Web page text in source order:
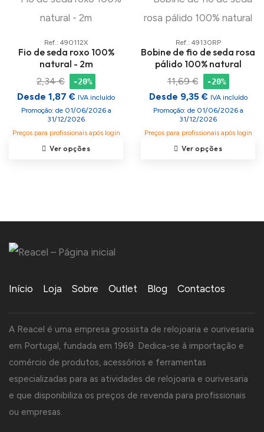
Ref.: 490112X
Fio de seda roxo 100%
natural - 2m
2,34 € -20%
Desde 1,87 € IVA incluído
Promoção: de 01/06/2026 a
31/12/2026
Preços para profissionais após login
Ver opções
Ref.: 49130RP
Bobine de fio de seda rosa
pálido 100% natural
11,69 € -20%
Desde 9,35 € IVA incluído
Promoção: de 01/06/2026 a
31/12/2026
Preços para profissionais após login
Ver opções
Início Loja Sobre Outlet Blog Contactos
A Reacel é uma empresa grossista de relojoaria e ourivesaria
em Portugal, fundada em 1969. Dedica-se à importação e
comércio de produtos, acessórios e ferramentas
especializadas para as atividades de relojoaria e ourivesaria
e que disponibiliza os preços de revenda para profissionais
ou empresas.